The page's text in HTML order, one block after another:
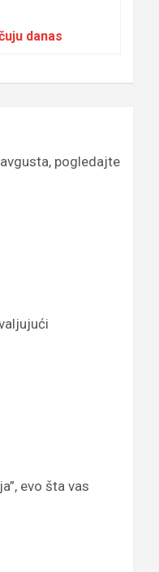
danas
pogledajte
evo šta vas